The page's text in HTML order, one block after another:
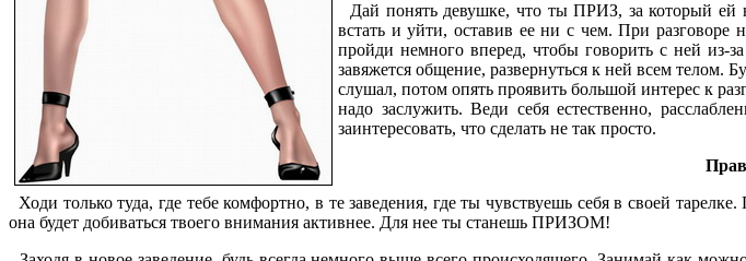
Дай понять девушке, что ты ПРИЗ, за который ей
встать и уйти, оставив ее ни с чем. При разговоре
пройди немного вперед, чтобы говорить с ней из-
завяжется общение, развернуться к ней всем телом.
слушал, потом опять проявить большой интерес к
надо заслужить. Веди себя естественно,
заинтересовать, что сделать не так просто.
Ходи только туда, где тебе комфортно, в те заведения, где ты чувствуешь себя в своей
она будет добиваться твоего внимания активнее. Для нее ты станешь ПРИЗОМ!